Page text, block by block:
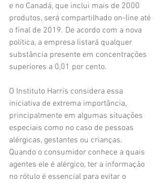
e no Canadá, que inclui mais de 2000
produtos, será compartilhado on-line até
o final de 2019. De acordo com a nova
política, a empresa listará qualquer
substância presente em concentrações
superiores a 0,01 por cento.
O Instituto Harris considera essa
iniciativa de extrema importância,
principalmente em algumas situações
especiais como no caso de pessoas
alérgicas, gestantes ou crianças.
Quando o consumidor conhece a quais
agentes ele é alérgico, ter a informação
no rótulo é essencial para evitar o